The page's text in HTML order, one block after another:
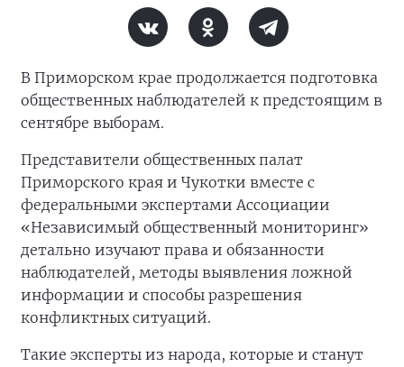
В Приморском крае продолжается подготовка
общественных наблюдателей к предстоящим в
сентябре выборам.
Представители общественных палат
Приморского края и Чукотки вместе с
федеральными экспертами Ассоциации
«Независимый общественный мониторинг»
детально изучают права и обязанности
наблюдателей, методы выявления ложной
информации и способы разрешения
конфликтных ситуаций.
Такие эксперты из народа, которые и станут